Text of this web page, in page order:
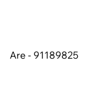
Are - 91189825